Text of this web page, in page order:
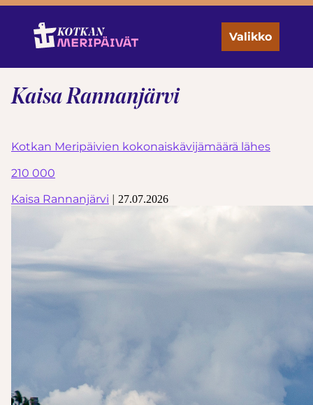
Skip
content
Valikko
Kaisa Rannanjärvi
Kotkan Meripäivien kokonaiskävijämäärä lähes
210 000
Kaisa Rannanjärvi
27.07.2026